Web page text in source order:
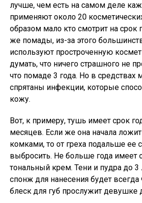
лучше, чем есть на самом деле
применяют около 20
образом мало кто смотрит на срок
же помады, из-за этого
используют простроченную
думать, что ничего страшного не
что помаде 3 года. Но в средствах
спрятаны инфекции, которые
кожу.
Вот, к примеру, тушь имеет срок
месяцев. Если же она начала
комками, то от греха подальше ее
выбросить. Не больше года имеет
тональный крем. Тени и пудра до 3
спонж для нанесения будет
блеск для губ прослужит девушке